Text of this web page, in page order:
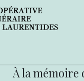
À la mémoire